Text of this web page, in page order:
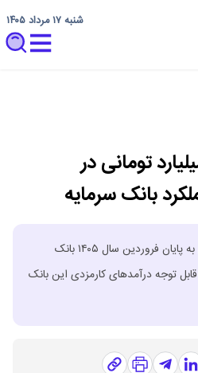
شنبه ۱۷ مرداد ۱۴۰۵
کارمزدی ۳۸ میلیارد تومانی در
بانک سرمایه
گزارش عملکرد یک ماهه منتهی به پایان فروردین سال ۱۴۰۵ بانک
توجه درآمدهای کارمزدی این بانک